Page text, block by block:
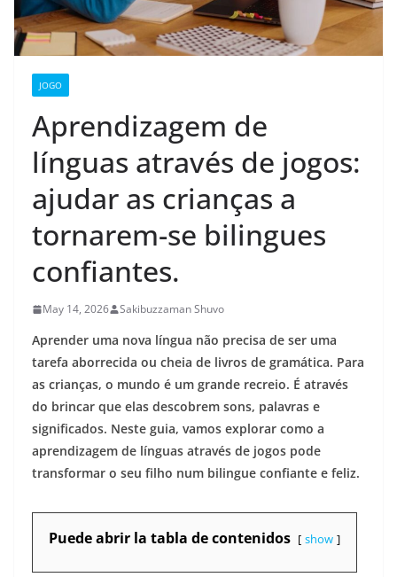
JOGO
Aprendizagem de
línguas através de jogos:
ajudar as crianças a
tornarem-se bilingues
confiantes.
May 14, 2026 Sakibuzzaman Shuvo
Aprender uma nova língua não precisa de ser uma
tarefa aborrecida ou cheia de livros de gramática. Para
as crianças, o mundo é um grande recreio. É através
do brincar que elas descobrem sons, palavras e
significados. Neste guia, vamos explorar como a
aprendizagem de línguas através de jogos pode
transformar o seu filho num bilingue confiante e feliz.
Puede abrir la tabla de contenidos show